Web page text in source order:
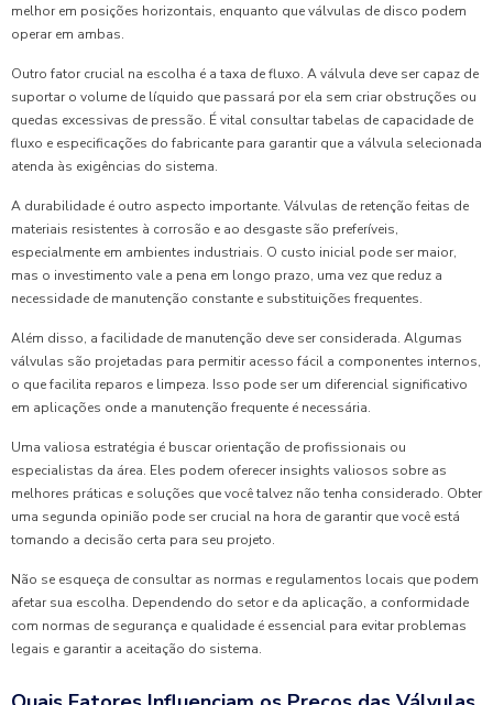
melhor em posições horizontais, enquanto que válvulas de disco podem
operar em ambas.
Outro fator crucial na escolha é a taxa de fluxo. A válvula deve ser capaz de
suportar o volume de líquido que passará por ela sem criar obstruções ou
quedas excessivas de pressão. É vital consultar tabelas de capacidade de
fluxo e especificações do fabricante para garantir que a válvula selecionada
atenda às exigências do sistema.
A durabilidade é outro aspecto importante. Válvulas de retenção feitas de
materiais resistentes à corrosão e ao desgaste são preferíveis,
especialmente em ambientes industriais. O custo inicial pode ser maior,
mas o investimento vale a pena em longo prazo, uma vez que reduz a
necessidade de manutenção constante e substituições frequentes.
Além disso, a facilidade de manutenção deve ser considerada. Algumas
válvulas são projetadas para permitir acesso fácil a componentes internos,
o que facilita reparos e limpeza. Isso pode ser um diferencial significativo
em aplicações onde a manutenção frequente é necessária.
Uma valiosa estratégia é buscar orientação de profissionais ou
especialistas da área. Eles podem oferecer insights valiosos sobre as
melhores práticas e soluções que você talvez não tenha considerado. Obter
uma segunda opinião pode ser crucial na hora de garantir que você está
tomando a decisão certa para seu projeto.
Não se esqueça de consultar as normas e regulamentos locais que podem
afetar sua escolha. Dependendo do setor e da aplicação, a conformidade
com normas de segurança e qualidade é essencial para evitar problemas
legais e garantir a aceitação do sistema.